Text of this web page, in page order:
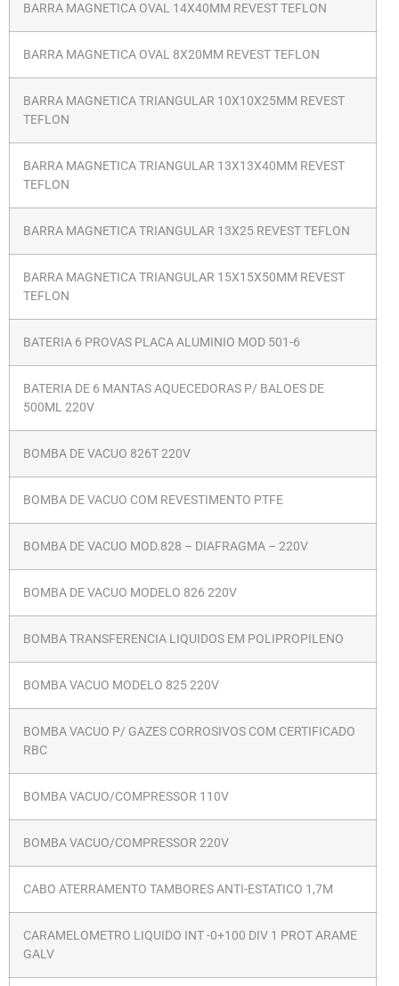
BARRA MAGNETICA OVAL 14X40MM REVEST TEFLON
BARRA MAGNETICA OVAL 8X20MM REVEST TEFLON
BARRA MAGNETICA TRIANGULAR 10X10X25MM REVEST
TEFLON
BARRA MAGNETICA TRIANGULAR 13X13X40MM REVEST
TEFLON
BARRA MAGNETICA TRIANGULAR 13X25 REVEST TEFLON
BARRA MAGNETICA TRIANGULAR 15X15X50MM REVEST
TEFLON
BATERIA 6 PROVAS PLACA ALUMINIO MOD 501-6
BATERIA DE 6 MANTAS AQUECEDORAS P/ BALOES DE
500ML 220V
BOMBA DE VACUO 826T 220V
BOMBA DE VACUO COM REVESTIMENTO PTFE
BOMBA DE VACUO MOD.828 – DIAFRAGMA – 220V
BOMBA DE VACUO MODELO 826 220V
BOMBA TRANSFERENCIA LIQUIDOS EM POLIPROPILENO
BOMBA VACUO MODELO 825 220V
BOMBA VACUO P/ GAZES CORROSIVOS COM CERTIFICADO
RBC
BOMBA VACUO/COMPRESSOR 110V
BOMBA VACUO/COMPRESSOR 220V
CABO ATERRAMENTO TAMBORES ANTI-ESTATICO 1,7M
CARAMELOMETRO LIQUIDO INT -0+100 DIV 1 PROT ARAME
GALV